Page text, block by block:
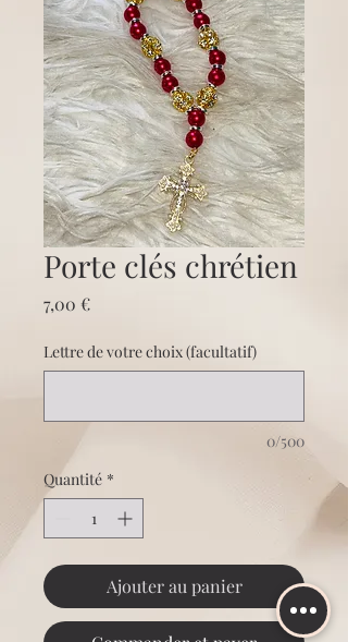
Porte clés chrétien
7,00 €Prix
Lettre de votre choix (facultatif)
0/500
Quantité *
Ajouter au panier